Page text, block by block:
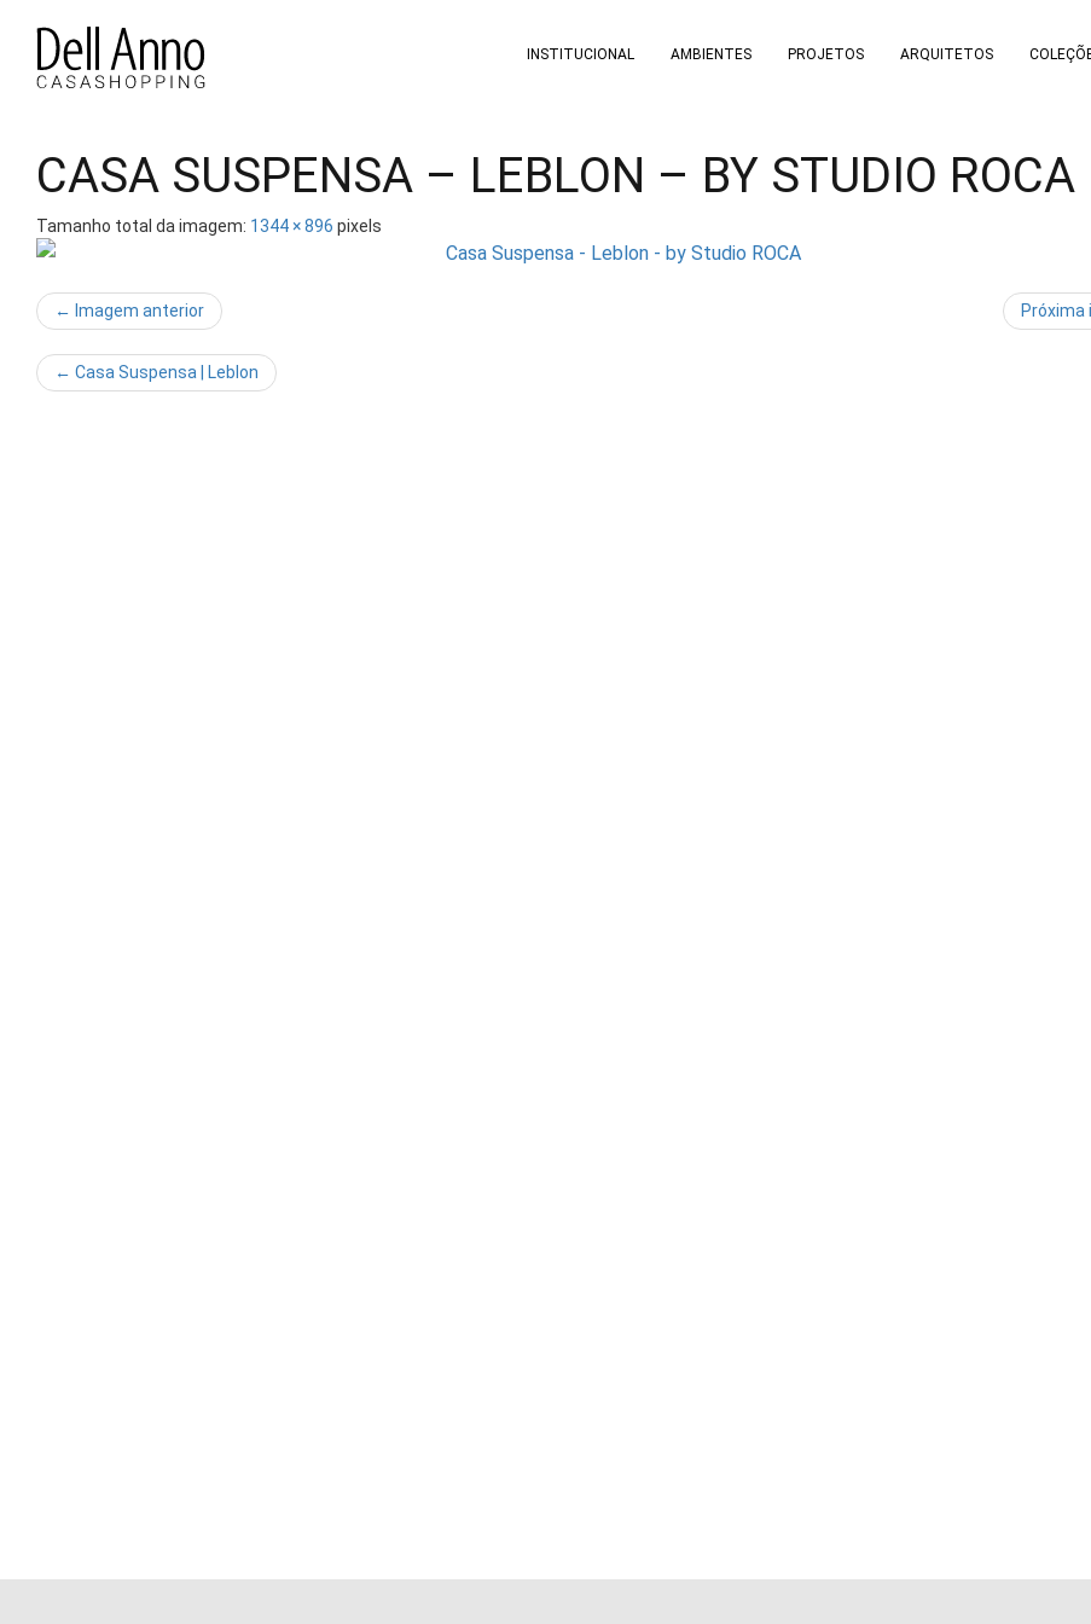
Pular
para
o
INSTITUCIONAL AMBIENTES PROJETOS ARQUITETOS
CASA SUSPENSA – LEBLON – BY STUDIO ROCA
Tamanho total da imagem: 1344×896 pixels
← Imagem anterior
← Casa Suspensa | Leblon